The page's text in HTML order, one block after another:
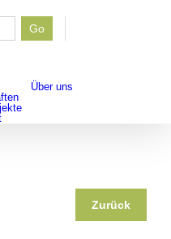
Go
Über uns
Zurück